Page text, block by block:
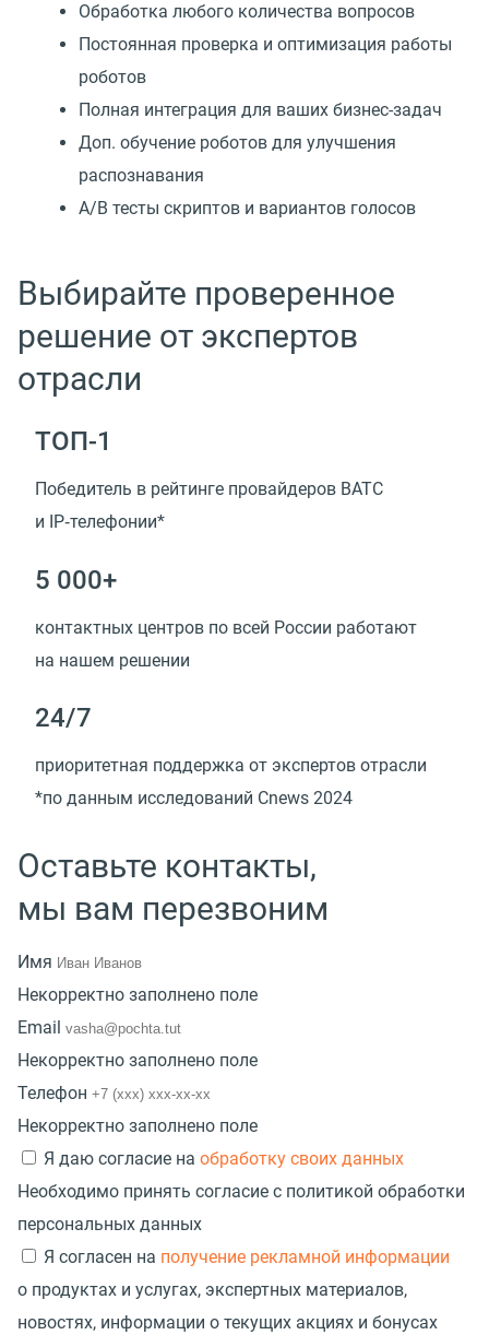
Обработка любого количества вопросов
Постоянная проверка и оптимизация работы
роботов
Полная интеграция для ваших бизнес-задач
Доп. обучение роботов для улучшения
распознавания
А/В тесты скриптов и вариантов голосов
Выбирайте проверенное
решение от экспертов
отрасли
TOП-1
Победитель в рейтинге провайдеров ВАТС
и IP‑телефонии*
5 000+
контактных центров по всей России работают
на нашем решении
24/7
приоритетная поддержка от экспертов отрасли
*по данным исследований Cnews 2024
Оставьте контакты,
мы вам перезвоним
Имя
Некорректно заполнено поле
Email
Некорректно заполнено поле
Телефон
Некорректно заполнено поле
Я даю согласие на обработку своих данных
Необходимо принять согласие с политикой обработки
персональных данных
Я согласен на получение рекламной информации
о продуктах и услугах, экспертных материалов,
новостях, информации о текущих акциях и бонусах